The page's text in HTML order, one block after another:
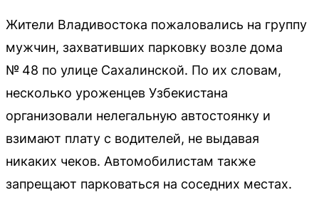
Жители Владивостока пожаловались на группу
мужчин, захвативших парковку возле дома
№ 48 по улице Сахалинской. По их словам,
несколько уроженцев Узбекистана
организовали нелегальную автостоянку и
взимают плату с водителей, не выдавая
никаких чеков. Автомобилистам также
запрещают парковаться на соседних местах.